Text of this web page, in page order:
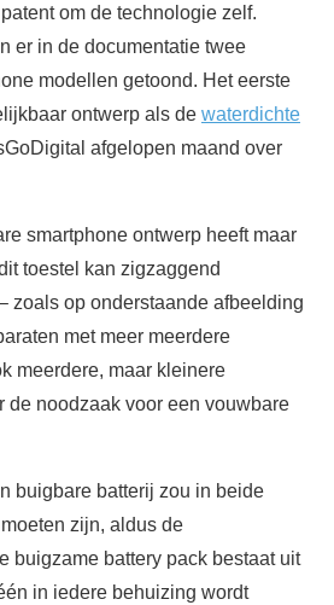
om de technologie zelf.
er in de documentatie twee
modellen getoond. Het eerste
ontwerp als de waterdichte
afgelopen maand over
smartphone ontwerp heeft maar
toestel kan zigzaggend
zoals op onderstaande afbeelding
met meer meerdere
meerdere, maar kleinere
de noodzaak voor een vouwbare
buigbare batterij zou in beide
zijn, aldus de
buigzame battery pack bestaat uit
in iedere behuizing wordt